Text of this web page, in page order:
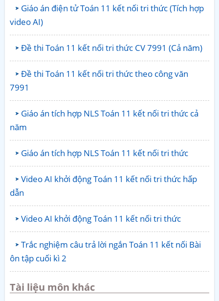
Giáo án điện tử Toán 11 kết nối tri thức (Tích hợp
video AI)
Đề thi Toán 11 kết nối tri thức CV 7991 (Cả năm)
Đề thi Toán 11 kết nối tri thức theo công văn
7991
Giáo án tích hợp NLS Toán 11 kết nối tri thức cả
năm
Giáo án tích hợp NLS Toán 11 kết nối tri thức
Video AI khởi động Toán 11 kết nối tri thức hấp
dẫn
Video AI khởi động Toán 11 kết nối tri thức
Trắc nghiệm câu trả lời ngắn Toán 11 kết nối Bài
ôn tập cuối kì 2
Tài liệu môn khác